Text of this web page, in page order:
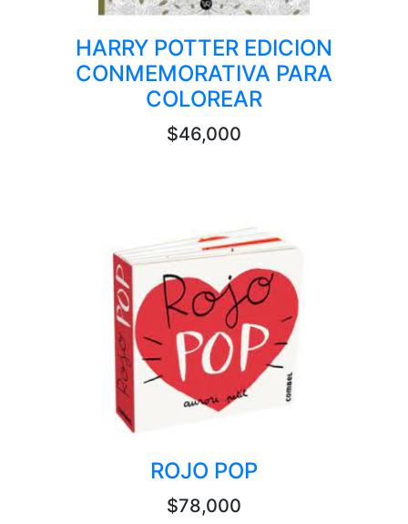
HARRY POTTER EDICION
CONMEMORATIVA PARA
COLOREAR
$46,000
ROJO POP
$78,000